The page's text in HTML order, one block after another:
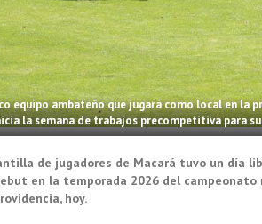
equipo ambateño que jugará como local en la
la semana de trabajos precompetitiva para
de jugadores de Macará tuvo un día
en la temporada 2026 del campeonato
hoy.